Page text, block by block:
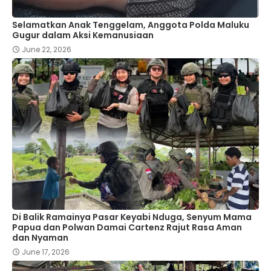
Selamatkan Anak Tenggelam, Anggota Polda Maluku
Gugur dalam Aksi Kemanusiaan
June 22, 2026
Di Balik Ramainya Pasar Keyabi Nduga, Senyum Mama
Papua dan Polwan Damai Cartenz Rajut Rasa Aman
dan Nyaman
June 17, 2026